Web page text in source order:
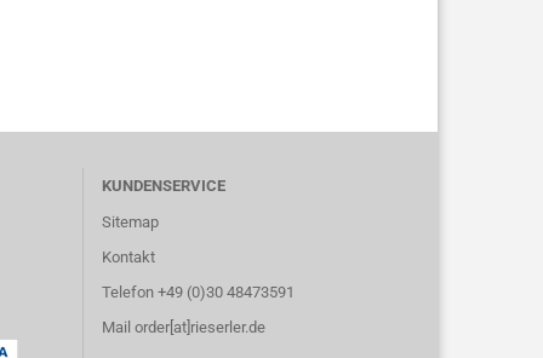
KUNDENSERVICE
Sitemap
Kontakt
Telefon +49 (0)30 48473591
Mail order[at]rieserler.de